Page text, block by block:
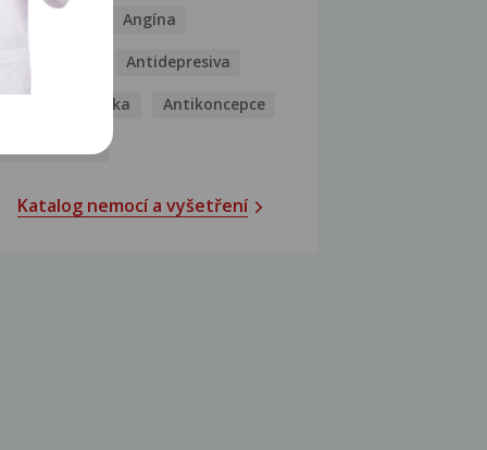
Angína
Antidepresiva
Antihistaminika Antikoncepce
Katalog nemocí a vyšetření